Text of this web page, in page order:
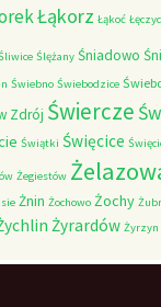
Łąkorz Łąkoć
Ślężany Śniadowo
Świebno Świebodzice
Zdrój Świercze
Świątki Święcice
Żegiestów
Żnin Żochowo Żochy
Żyrardów Żyrzyn